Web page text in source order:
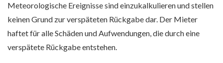
Meteorologische Ereignisse sind einzukalkulieren und stellen
keinen Grund zur verspäteten Rückgabe dar. Der Mieter
haftet für alle Schäden und Aufwendungen, die durch eine
verspätete Rückgabe entstehen.